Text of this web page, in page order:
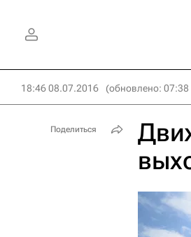
18:46 08.07.2016 (обновлено:
Поделиться